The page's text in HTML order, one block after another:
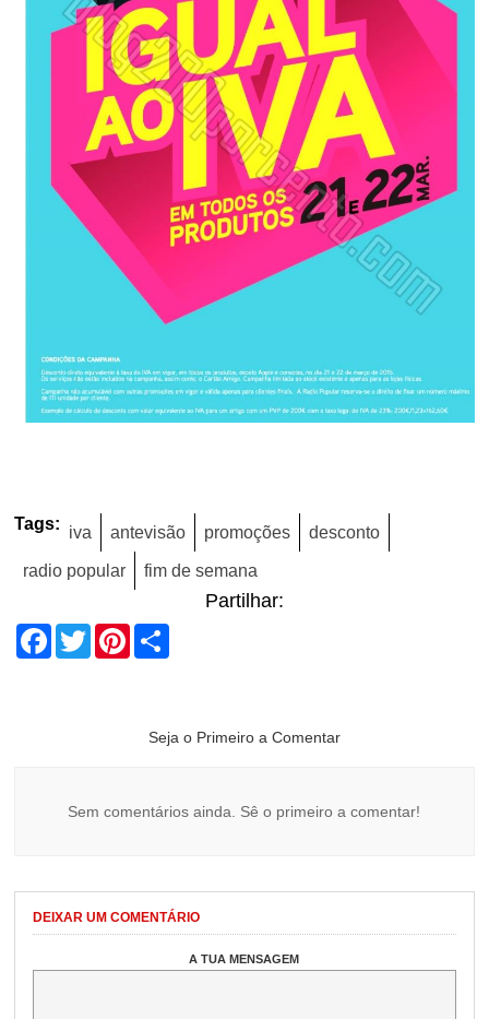
Tags: iva antevisão promoções desconto
radio popular fim de semana
Partilhar:
Facebook
TwitterPinterest
Seja o Primeiro a Comentar
Sem comentários ainda. Sê o primeiro a comentar!
DEIXAR UM COMENTÁRIO
A TUA MENSAGEM